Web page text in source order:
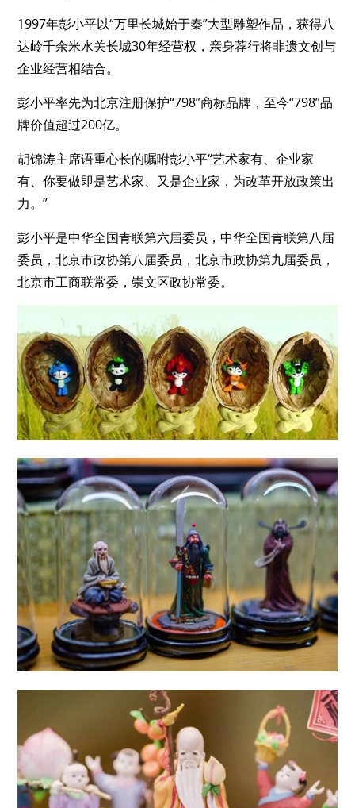
1997年彭小平以“万里长城始于秦”大型雕塑作品，获得八
达岭千余米水关长城30年经营权，亲身荐行将非遗文创与
企业经营相结合。
彭小平率先为北京注册保护“798”商标品牌，至今“798”品
牌价值超过200亿。
胡锦涛主席语重心长的嘱咐彭小平“艺术家有、企业家
有、你要做即是艺术家、又是企业家，为改革开放政策出
力。”
彭小平是中华全国青联第六届委员，中华全国青联第八届
委员，北京市政协第八届委员，北京市政协第九届委员，
北京市工商联常委，崇文区政协常委。